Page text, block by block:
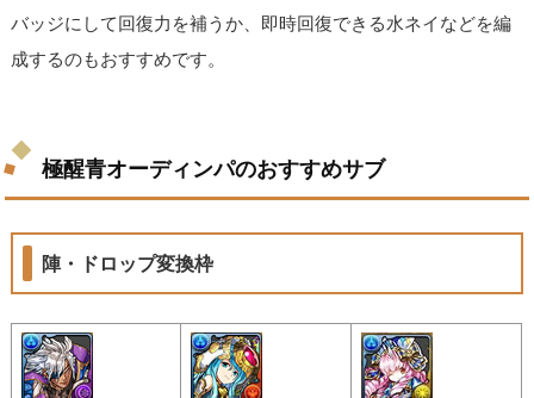
バッジにして回復力を補うか、即時回復できる水ネイなどを編
成するのもおすすめです。
極醒青オーディンパのおすすめサブ
陣・ドロップ変換枠